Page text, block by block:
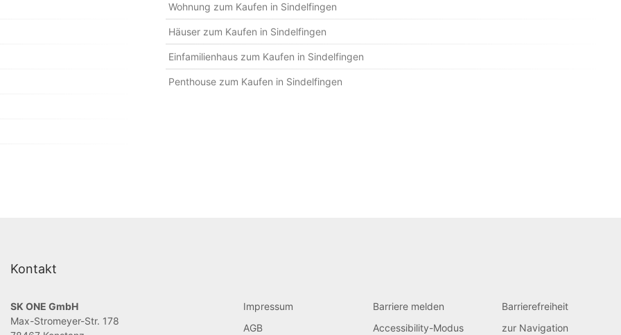
Wohnung zum Kaufen in Sindelfingen
Häuser zum Kaufen in Sindelfingen
Einfamilienhaus zum Kaufen in Sindelfingen
Penthouse zum Kaufen in Sindelfingen
Kontakt
SK ONE GmbH
Max-Stromeyer-Str. 178
Impressum
AGB
Barriere melden
Accessibility-Modus
Barrierefreiheit
zur Navigation